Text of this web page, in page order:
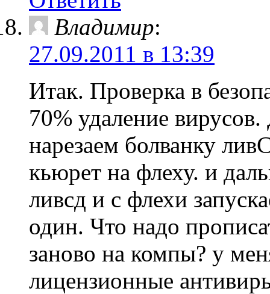
Владимир:
27.09.2011 в 13:39
Итак. Проверка в
70% удаление
нарезаем болванку
кьюрет на флеху. и
ливсд и с флехи
один. Что надо
заново на компы? у
лицензионные